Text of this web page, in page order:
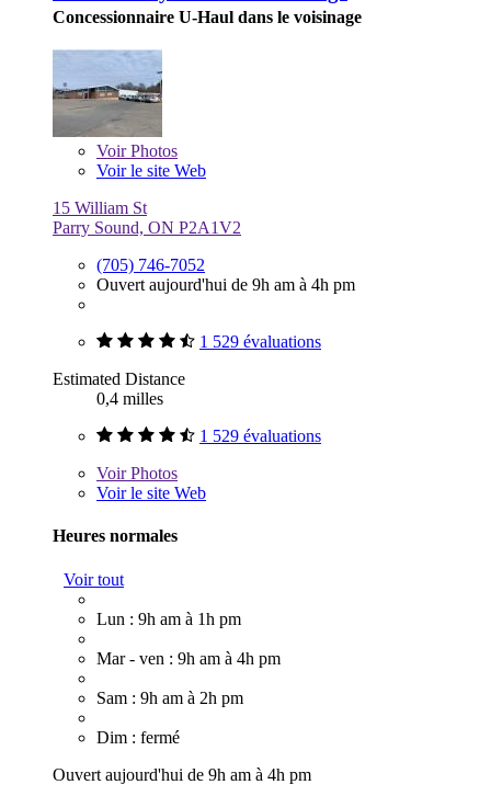
Concessionnaire U-Haul dans le voisinage
VoirPhotos
Voir le site Web
15 William St
Parry Sound, ON P2A1V2
(705) 746-7052
Ouvert aujourd'hui de 9h am à 4h pm
1 529 évaluations
Estimated Distance
0,4 milles
1 529 évaluations
VoirPhotos
Voir le site Web
Heures normales
Voir tout
Lun : 9h am à 1h pm
Mar - ven : 9h am à 4h pm
Sam : 9h am à 2h pm
Dim : fermé
Ouvert aujourd'hui de 9h am à 4h pm